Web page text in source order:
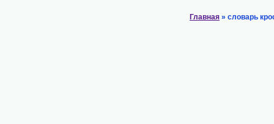
Главная » словарь